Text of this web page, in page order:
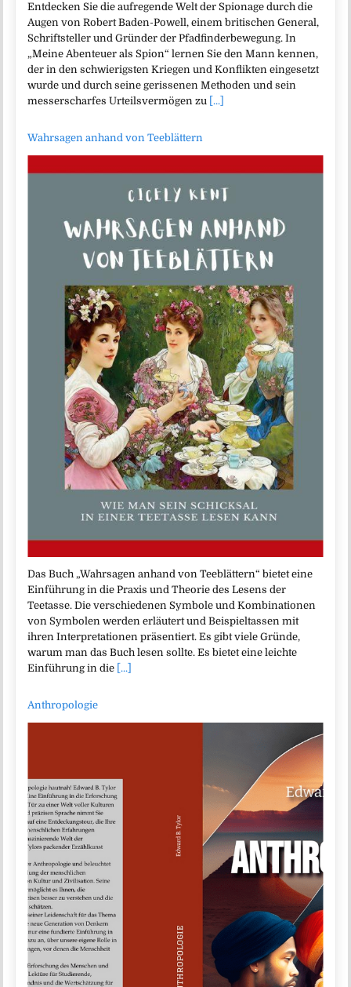
Entdecken Sie die aufregende Welt der Spionage durch die
Augen von Robert Baden-Powell, einem britischen General,
Schriftsteller und Gründer der Pfadfinderbewegung. In
„Meine Abenteuer als Spion“ lernen Sie den Mann kennen,
der in den schwierigsten Kriegen und Konflikten eingesetzt
wurde und durch seine gerissenen Methoden und sein
messerscharfes Urteilsvermögen zu [...]
Wahrsagen anhand von Teeblättern
Das Buch „Wahrsagen anhand von Teeblättern“ bietet eine
Einführung in die Praxis und Theorie des Lesens der
Teetasse. Die verschiedenen Symbole und Kombinationen
von Symbolen werden erläutert und Beispieltassen mit
ihren Interpretationen präsentiert. Es gibt viele Gründe,
warum man das Buch lesen sollte. Es bietet eine leichte
Einführung in die [...]
Anthropologie